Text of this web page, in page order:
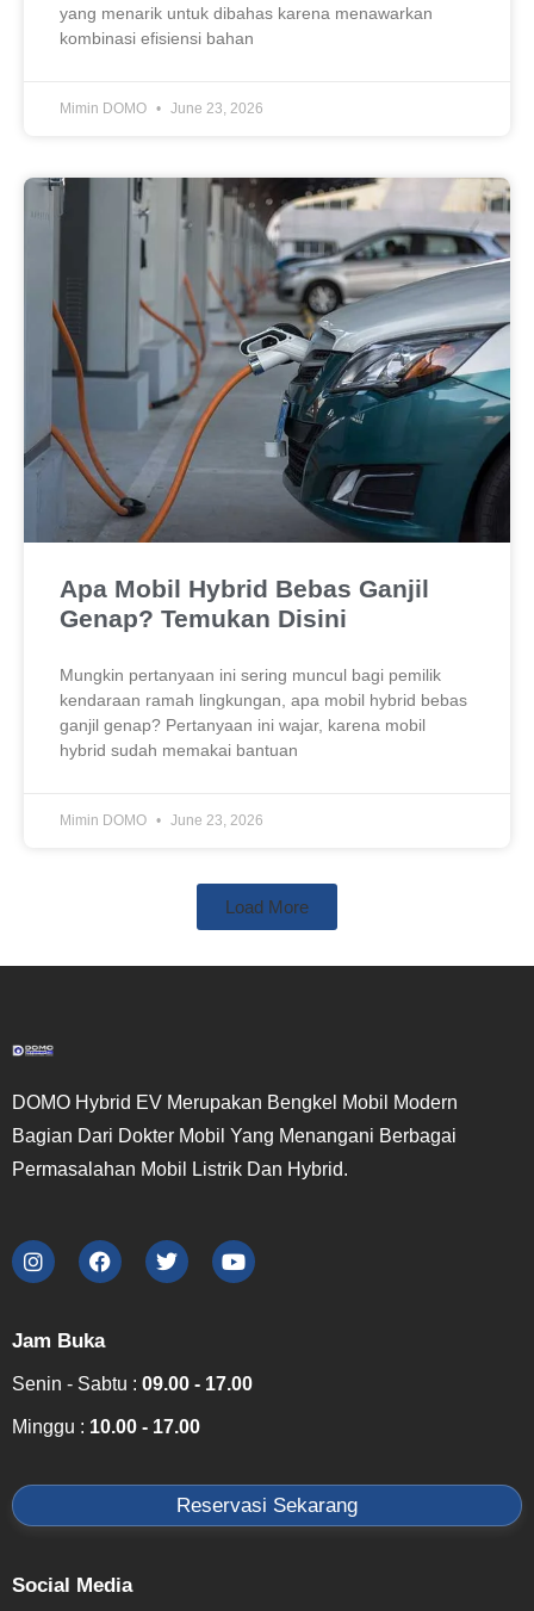
yang menarik untuk dibahas karena menawarkan
kombinasi efisiensi bahan
Mimin DOMO June 23, 2026
Apa Mobil Hybrid Bebas Ganjil
Genap? Temukan Disini
Mungkin pertanyaan ini sering muncul bagi pemilik
kendaraan ramah lingkungan, apa mobil hybrid bebas
ganjil genap? Pertanyaan ini wajar, karena mobil
hybrid sudah memakai bantuan
Mimin DOMO June 23, 2026
Load More
DOMO Hybrid EV Merupakan Bengkel Mobil Modern
Bagian Dari Dokter Mobil Yang Menangani Berbagai
Permasalahan Mobil Listrik Dan Hybrid.
Jam Buka
Senin - Sabtu : 09.00 - 17.00
Minggu : 10.00 - 17.00
Reservasi Sekarang
Social Media